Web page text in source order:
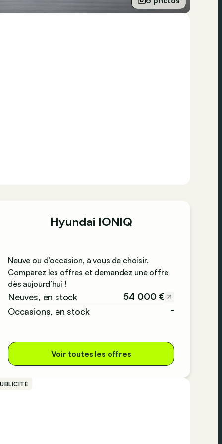
Hyundai IONIQ
Neuve ou d’occasion, à vous de choisir.
Comparez les offres et demandez une offre
dès aujourd’hui !
Neuves, en stock
54 000 €
Occasions, en stock
-
Voir toutes les offres